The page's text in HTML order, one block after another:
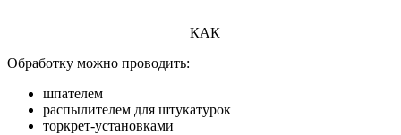
КАК
Обработку можно проводить:
шпателем
распылителем для штукатурок
торкрет-установками